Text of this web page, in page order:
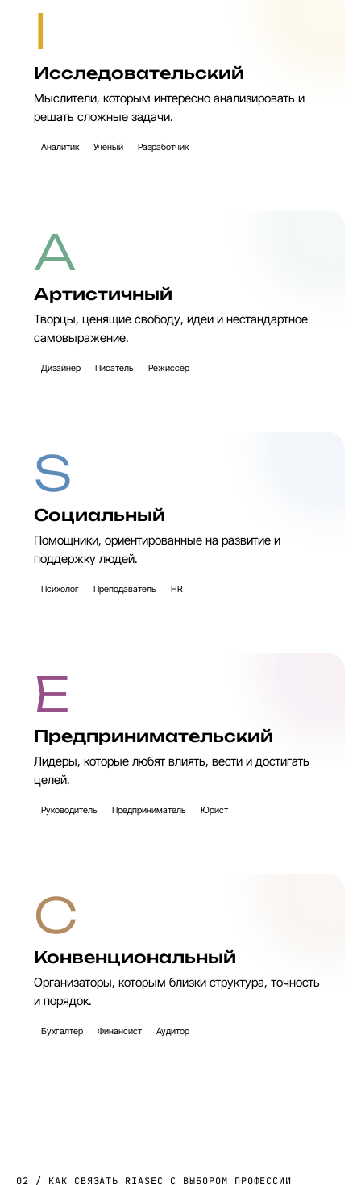
I
Исследовательский
Мыслители, которым интересно анализировать и
решать сложные задачи.
Аналитик Учёный Разработчик
A
Артистичный
Творцы, ценящие свободу, идеи и нестандартное
самовыражение.
Дизайнер Писатель Режиссёр
S
Социальный
Помощники, ориентированные на развитие и
поддержку людей.
Психолог Преподаватель HR
E
Предпринимательский
Лидеры, которые любят влиять, вести и достигать
целей.
Руководитель Предприниматель Юрист
C
Конвенциональный
Организаторы, которым близки структура, точность
и порядок.
Бухгалтер Финансист Аудитор
02 / КАК СВЯЗАТЬ RIASEC С ВЫБОРОМ ПРОФЕССИИ